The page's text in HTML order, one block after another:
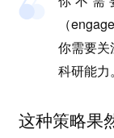
（
你需要
科研能力。
这种策略果